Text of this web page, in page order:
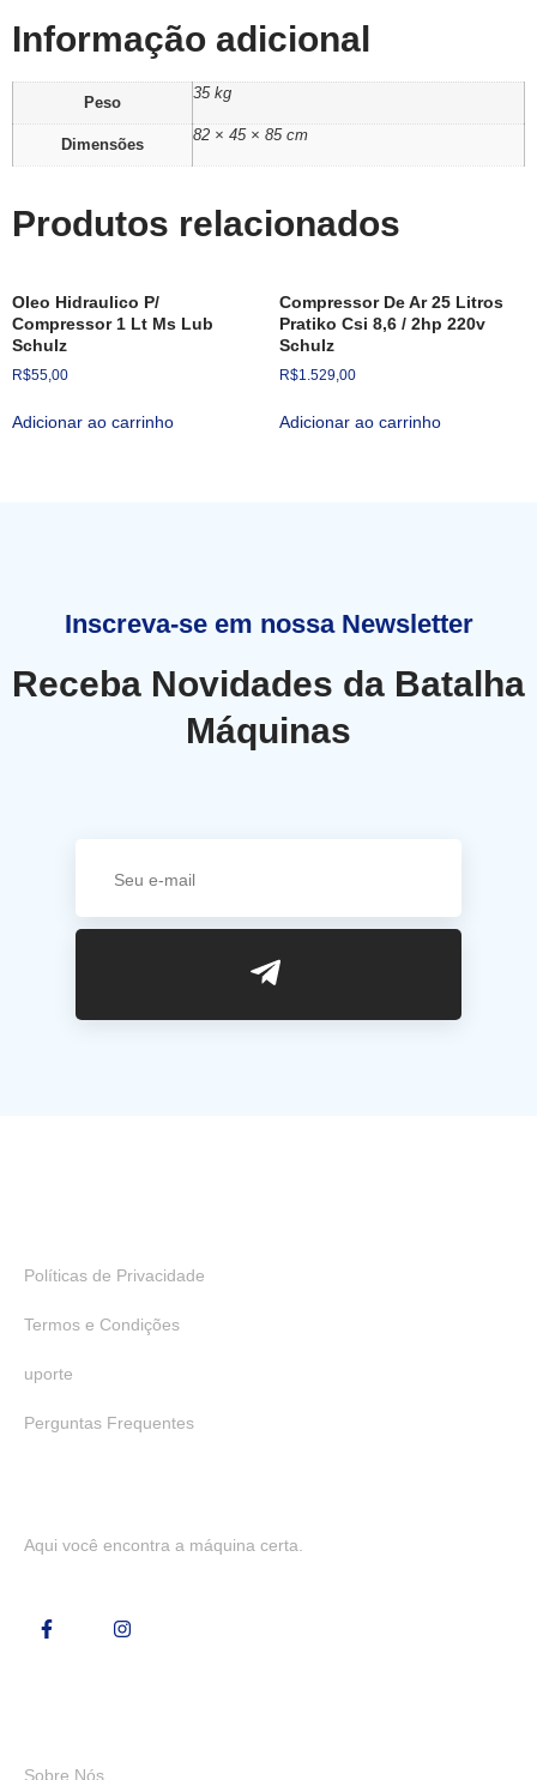
Informação adicional
Peso
35 kg
Dimensões
82 × 45 × 85 cm
Produtos relacionados
Oleo Hidraulico P/
Compressor 1 Lt Ms Lub
Schulz
R$55,00
Adicionar ao carrinho
Compressor De Ar 25 Litros
Pratiko Csi 8,6 / 2hp 220v
Schulz
R$1.529,00
Adicionar ao carrinho
Inscreva-se em nossa Newsletter
Receba Novidades da Batalha
Máquinas
Políticas de Privacidade
Termos e Condições
uporte
Perguntas Frequentes
Aqui você encontra a máquina certa.
Sobre Nós